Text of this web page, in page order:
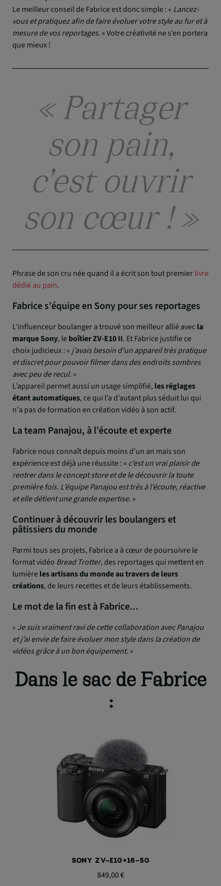
Le meilleur conseil de Fabrice est donc simple : « Lancez-
vous et pratiquez afin de faire évoluer votre style au fur et à
mesure de vos reportages. » Votre créativité ne s’en portera
que mieux !
« Partager
son pain,
c’est ouvrir
son cœur ! »
Phrase de son cru née quand il a écrit son tout premierlivre
dédié au pain.
Fabrice s’équipe en Sony pour ses reportages
L’influenceur boulanger a trouvé son meilleur allié avecla
marque Sony, leboîtier ZV-E10 II. Et Fabrice justifie ce
choix judicieux : « j’avais besoin d’un appareil très pratique
et discret pour pouvoir filmer dans des endroits sombres
avec peu de recul. »
L’appareil permet aussi un usage simplifié, les réglages
étant automatiques, ce qui l’a d’autant plus séduit lui qui
n'a pas de formation en création vidéo à son actif.
La team Panajou, à l’écoute et experte
Fabrice nous connaît depuis moins d’un an mais son
expérience est déjà une réussite : « c’est un vrai plaisir de
rentrer dans le concept store et de le découvrir la toute
première fois. L’équipe Panajou est très à l’écoute, réactive
et elle détient une grande expertise. »
Continuer à découvrir les boulangers et
pâtissiers du monde
Parmi tous ses projets, Fabrice a à cœur de poursuivre le
format vidéo Bread Trotter, des reportages qui mettent en
lumièreles artisans du monde au travers de leurs
créations, de leurs recettes et de leurs établissements.
Le mot de la fin est à Fabrice...
« Je suis vraiment ravi de cette collaboration avec Panajou
et j’ai envie de faire évoluer mon style dans la création de
vidéos grâce à un bon équipement. »
Dans le sac de Fabrice
:
Aperçu rapide
SONY ZV-E10+16-50
849,00 €